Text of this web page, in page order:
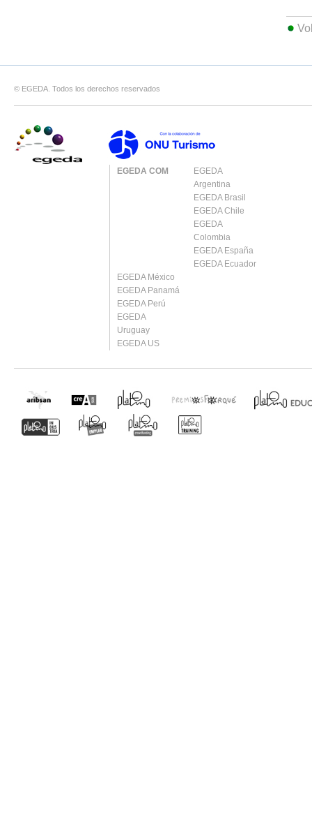
© EGEDA. Todos los derechos reservados
EGEDA COM
EGEDA
Argentina
EGEDA Brasil
EGEDA Chile
EGEDA
Colombia
EGEDA España
EGEDA Ecuador
EGEDA México
EGEDA Panamá
EGEDA Perú
EGEDA
Uruguay
EGEDA US